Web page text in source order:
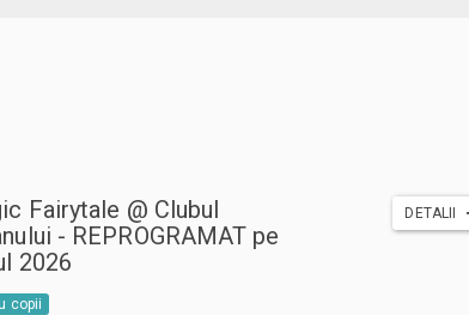
Fairytale @ Clubul
- REPROGRAMAT pe
2026
copii
DETALII